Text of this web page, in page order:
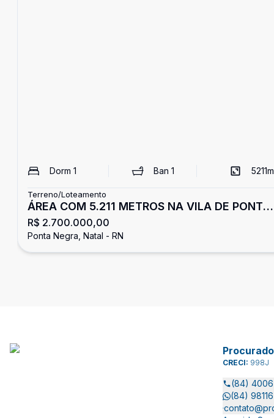
Dorm 1 Ban 1 5211
Terreno/Loteamento
ÁREA COM 5.211 METROS NA VILA DE PONTA
NEGRA
R$ 2.700.000,00
Ponta Negra, Natal - RN
CRECI: 998J
(84)
(84)